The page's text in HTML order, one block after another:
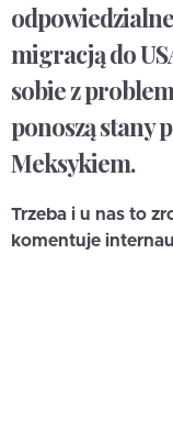
migracją do
sobie z
ponoszą stany
Meksykiem.
Trzeba i u nas to
komentuje